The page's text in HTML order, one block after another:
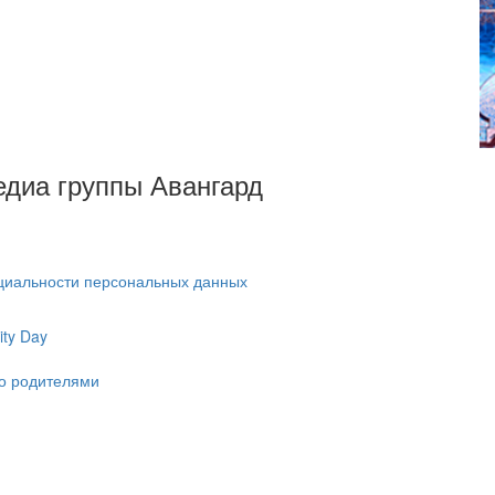
группы Авангард
персональных данных
Day
родителями